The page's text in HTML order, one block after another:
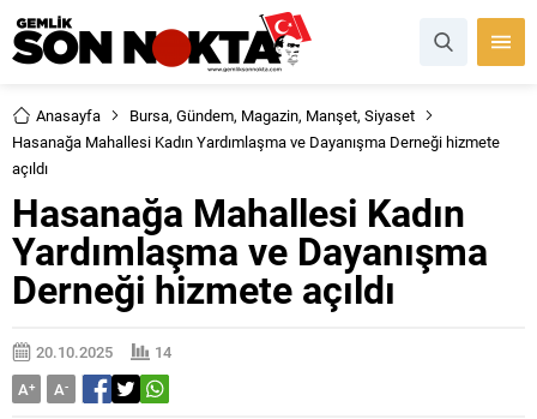
Anasayfa Bursa, Gündem, Magazin, Manşet, Siyaset
Hasanağa Mahallesi Kadın Yardımlaşma ve Dayanışma Derneği hizmete
açıldı
Hasanağa Mahallesi Kadın
Yardımlaşma ve Dayanışma
Derneği hizmete açıldı
20.10.2025
14
A+ A-